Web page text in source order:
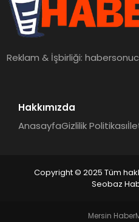
Reklam & İşbirliği:
Hakkımızda
AnasayfaGizlilik Politikası
Copyright © 2025 Tüm
Seobaz
Mersin Haber